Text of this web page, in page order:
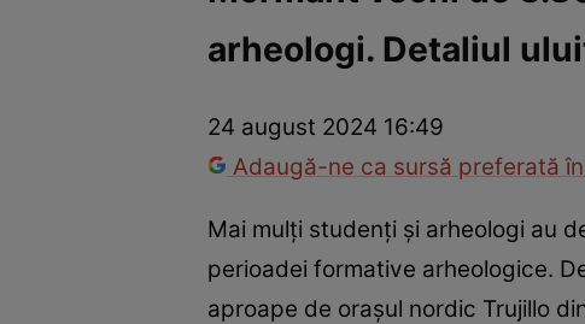
InternaționalFapt diversTehnologie
arheologi. Detaliul
24 august 2024 16:49
Adaugă-ne ca sursă preferată
Mai mulți studenți și arheologi au
perioadei formative arheologice.
aproape de orașul nordic Trujillo